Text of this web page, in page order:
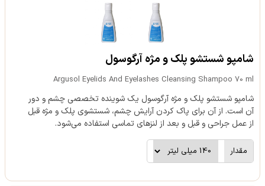
شامپو شستشو پلک و مژه آرگوسول
Argusol Eyelids And Eyelashes Cleansing Shampoo 70 ml
شامپو شستشو پلک و مژه آرگوسول یک شوینده تخصصی چشم و دور
آن است. از آن برای پاک کردن آرایش چشم، شستشوی پلک و مژه قبل
از عمل جراحی و قبل و بعد از لنزهای تماسی استفاده می‌شود.
مقدار